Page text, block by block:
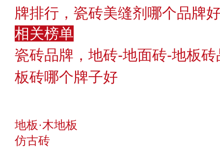
牌排行，瓷砖美缝剂哪个品牌
相关榜单
瓷砖品牌，地砖-地面砖-地板
板砖哪个牌子好
地板·木地板
仿古砖